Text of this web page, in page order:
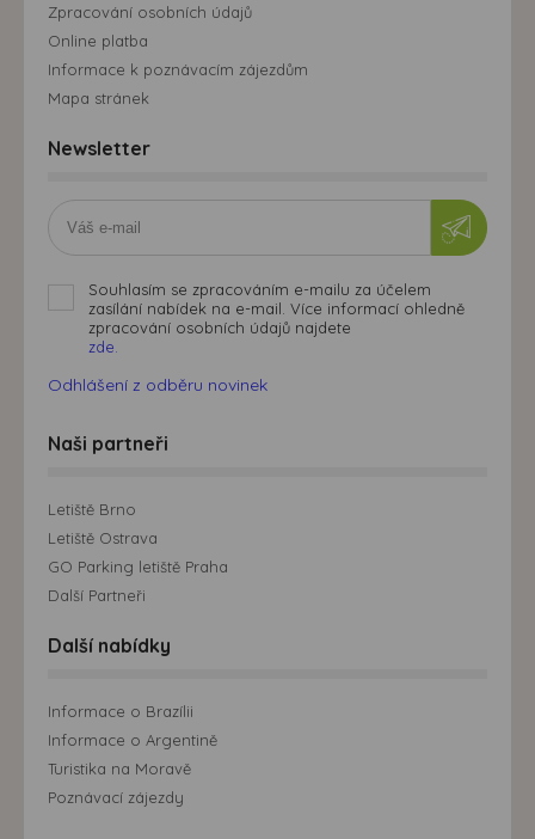
Zpracování osobních údajů
Online platba
Informace k poznávacím zájezdům
Mapa stránek
Newsletter
Souhlasím se zpracováním e-mailu za účelem
zasílání nabídek na e-mail. Více informací ohledně
zpracování osobních údajů najdete
zde.
Odhlášení z odběru novinek
Naši partneři
Letiště Brno
Letiště Ostrava
GO Parking letiště Praha
Další Partneři
Další nabídky
Informace o Brazílii
Informace o Argentině
Turistika na Moravě
Poznávací zájezdy